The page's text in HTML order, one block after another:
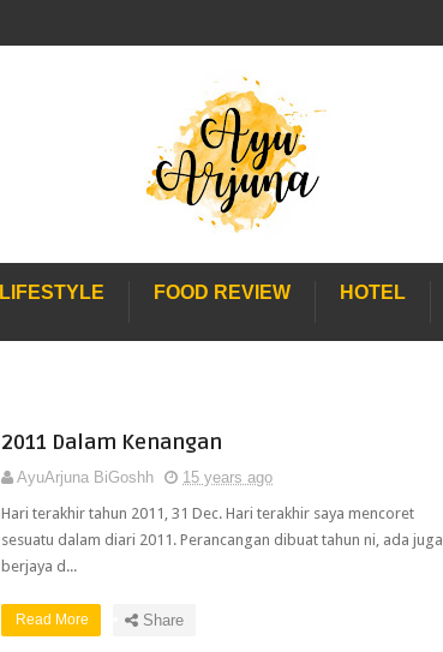
LIFESTYLE FOOD REVIEW HOTEL
2011 Dalam Kenangan
AyuArjuna BiGoshh
15 years ago
Hari terakhir tahun 2011, 31 Dec. Hari terakhir saya mencoret
sesuatu dalam diari 2011. Perancangan dibuat tahun ni, ada juga
berjaya d...
Read More Share